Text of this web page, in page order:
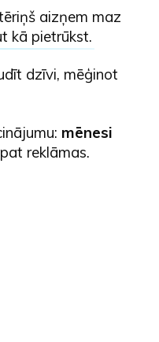
aizņem maz
kā pietrūkst.
dzīvi, mēģinot
mēnesi
reklāmas.